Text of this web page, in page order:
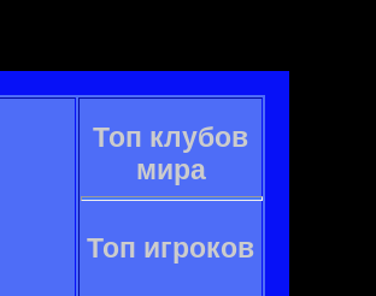
Топ клубов
мира
Топ игроков